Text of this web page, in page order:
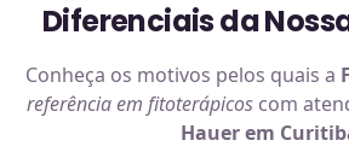
Diferenciais da
Conheça os motivos pelos quais a
referência em fitoterápicos com
Hauer em